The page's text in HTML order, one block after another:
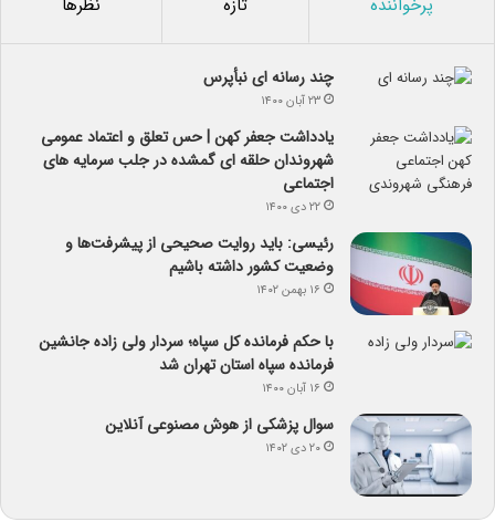
پرخواننده تازه نظرها
چند رسانه ای نبأپرس
۲۳ آبان ۱۴۰۰
یادداشت جعفر کهن | حس تعلق و اعتماد عمومی
شهروندان حلقه ای گمشده در جلب سرمایه های
اجتماعی
۲۲ دی ۱۴۰۰
رئیسی: باید روایت صحیحی از پیشرفت‌ها و
وضعیت کشور داشته باشیم
۱۶ بهمن ۱۴۰۲
با حکم فرمانده کل سپاه؛ سردار ولی زاده جانشین
فرمانده سپاه استان تهران شد
۱۶ آبان ۱۴۰۰
سوال پزشکی از هوش مصنوعی آنلاین
۲۰ دی ۱۴۰۲